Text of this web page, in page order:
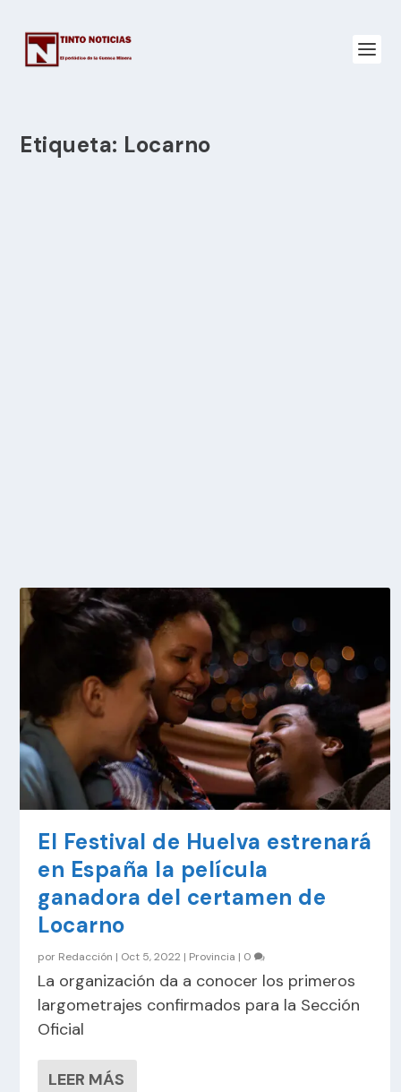
Etiqueta: Locarno
El Festival de Huelva estrenará
en España la película
ganadora del certamen de
Locarno
por Redacción | Oct 5, 2022 | Provincia | 0
La organización da a conocer los primeros
largometrajes confirmados para la Sección
Oficial
LEER MÁS